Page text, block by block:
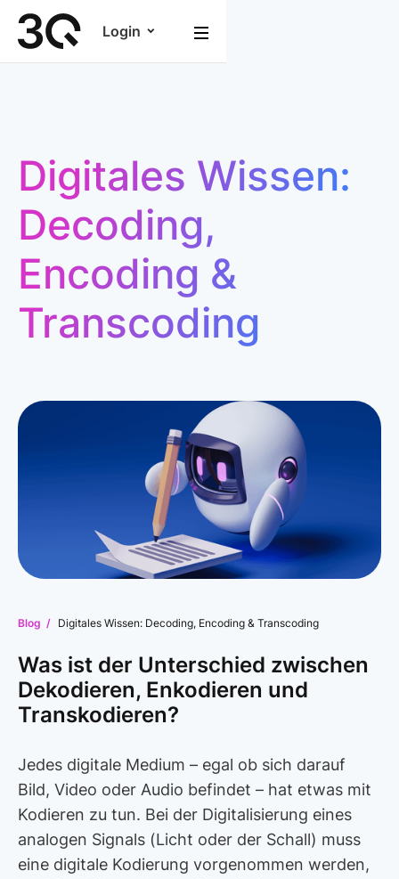
Login
Digitales Wissen:
Decoding,
Encoding &
Transcoding
Blog / Digitales Wissen: Decoding, Encoding & Transcoding
Was ist der Unterschied zwischen
Dekodieren, Enkodieren und
Transkodieren?
Jedes digitale Medium – egal ob sich darauf
Bild, Video oder Audio befindet – hat etwas mit
Kodieren zu tun. Bei der Digitalisierung eines
analogen Signals (Licht oder der Schall) muss
eine digitale Kodierung vorgenommen werden,